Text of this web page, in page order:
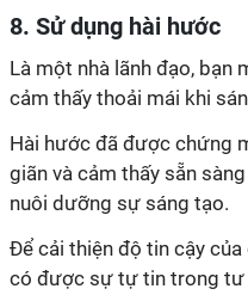
8. Sử dụng hài hước
Là một nhà lãnh đạo, bạn
cảm thấy thoải mái khi
Hài hước đã được chứng
giãn và cảm thấy sẵn
nuôi dưỡng sự sáng tạo.
Để cải thiện độ tin cậy
có được sự tự tin trong tư